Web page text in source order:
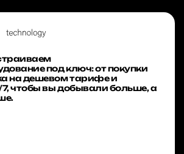
под ключ: от покупки
на дешевом тарифе и
чтобы вы добывали больше, а